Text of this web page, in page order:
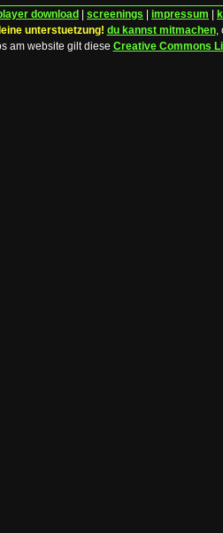
download screenings impressum
unterstuetzung! du kannst mitmachen,
am website gilt diese Creative Commons